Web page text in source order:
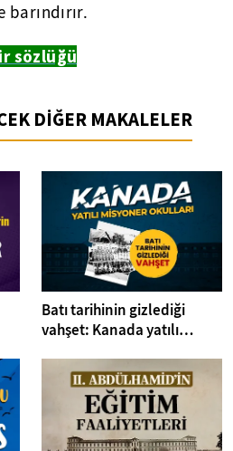
barındırır.
sözlüğü
DİĞER MAKALELER
Batı tarihinin gizlediği
vahşet: Kanada yatılı